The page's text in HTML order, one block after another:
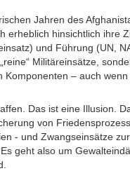
Jahren des
erheblich hinsichtlich ihre
und Führung (UN,
Militäreinsätze,
– auch
Das ist eine Illusion.
von
- und Zwangseinsätze zur
geht also um